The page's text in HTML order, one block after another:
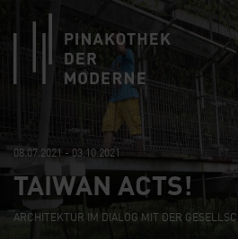
Link zur Startseite
08.07.2021 - 03.10.2021
TAIWAN ACTS!
ARCHITEKTUR IM DIALOG MIT DER